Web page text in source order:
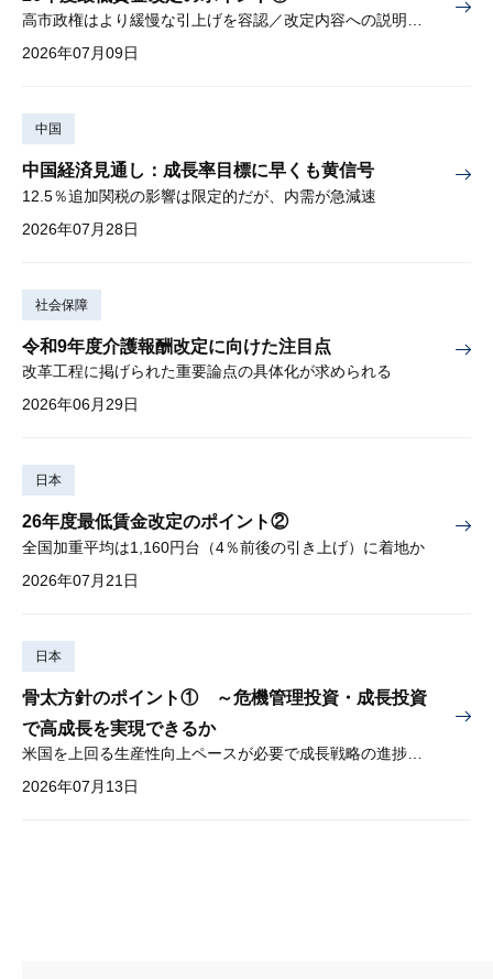
高市政権はより緩慢な引上げを容認／改定内容への説明責任が焦点
2026年07月09日
中国
中国経済見通し：成長率目標に早くも黄信号
12.5％追加関税の影響は限定的だが、内需が急減速
2026年07月28日
社会保障
令和9年度介護報酬改定に向けた注目点
改革工程に掲げられた重要論点の具体化が求められる
2026年06月29日
日本
26年度最低賃金改定のポイント②
全国加重平均は1,160円台（4％前後の引き上げ）に着地か
2026年07月21日
日本
骨太方針のポイント① ～危機管理投資・成長投資
で高成長を実現できるか
米国を上回る生産性向上ペースが必要で成長戦略の進捗管理も課題
2026年07月13日